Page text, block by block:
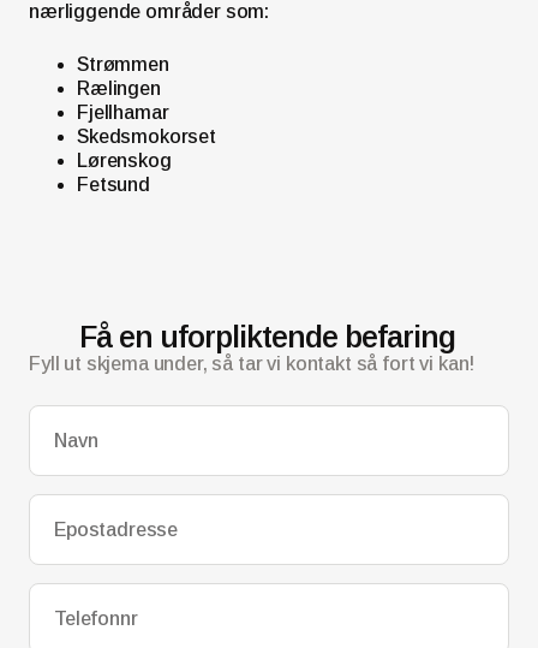
nærliggende områder som:
Strømmen
Rælingen
Fjellhamar
Skedsmokorset
Lørenskog
Fetsund
Få en uforpliktende befaring
Fyll ut skjema under, så tar vi kontakt så fort vi kan!